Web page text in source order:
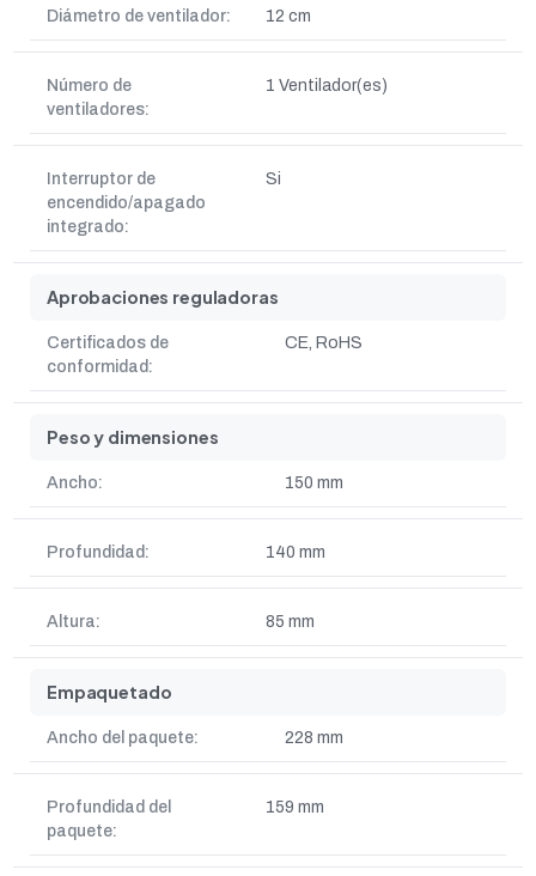
Diámetro de ventilador: 12 cm
Número de
ventiladores:
1 Ventilador(es)
Interruptor de
encendido/apagado
integrado:
Si
Aprobaciones reguladoras
Certificados de
conformidad:
CE, RoHS
Peso y dimensiones
Ancho: 150 mm
Profundidad: 140 mm
Altura: 85 mm
Empaquetado
Ancho del paquete: 228 mm
Profundidad del
paquete:
159 mm